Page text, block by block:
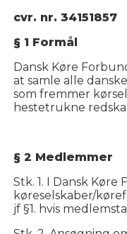
cvr. nr. 34151857
§ 1 Formål
Dansk Køre
at samle alle
som fremmer
hestetrukne
§ 2 Medlemmer
Stk. 1. I Dansk
køreselskaber/
jf §1. hvis